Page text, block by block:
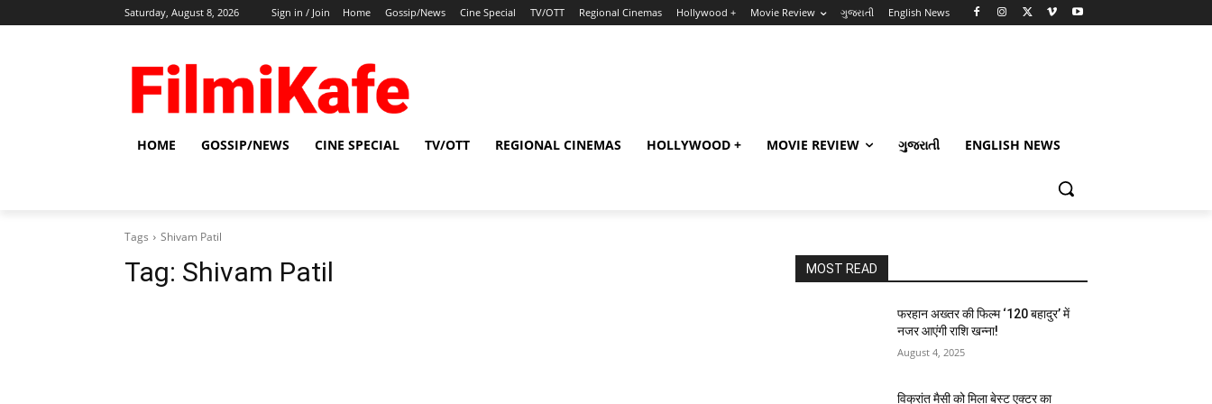
Saturday, August 8, 2026 Sign in / Join Home Gossip/News Cine Special TV/OTT Regional Cinemas Hollywood + Movie Review ગુજરાતી English News
HOME GOSSIP/NEWS CINE SPECIAL TV/OTT REGIONAL CINEMAS HOLLYWOOD + MOVIE REVIEW ગુજરાતી ENGLISH NEWS
Tags Shivam Patil
Tag: Shivam Patil MOST READ
फरहान अख्तर की फिल्म ‘120 बहादुर’ में
नजर आएंगी राशि खन्ना!
August 4, 2025
विक्रांत मैसी को मिला बेस्ट एक्टर का